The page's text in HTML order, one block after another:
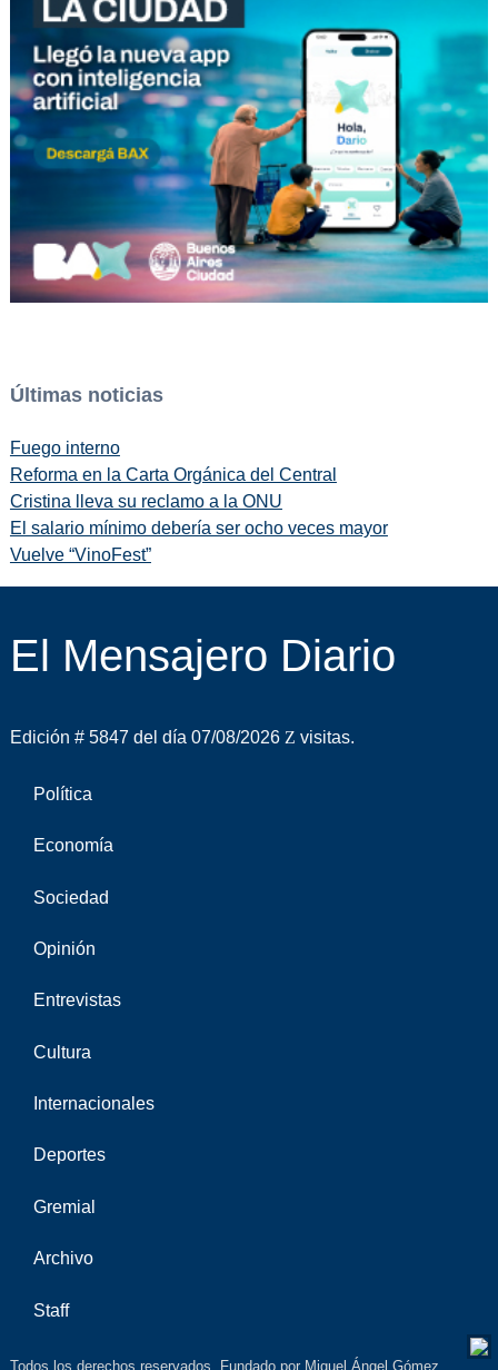
Últimas noticias
Fuego interno
Reforma en la Carta Orgánica del Central
Cristina lleva su reclamo a la ONU
El salario mínimo debería ser ocho veces mayor
Vuelve “VinoFest”
El Mensajero Diario
Edición # 5847 del día 07/08/2026 visitas.
Política
Economía
Sociedad
Opinión
Entrevistas
Cultura
Internacionales
Deportes
Gremial
Archivo
Staff
Todos los derechos reservados. Fundado por Miguel Ángel Gómez